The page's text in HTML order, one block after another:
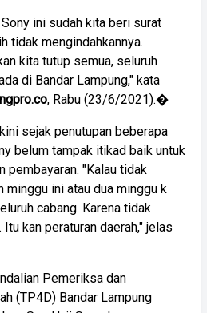
ini sudah kita beri surat
tidak mengindahkannya.
kita tutup semua, seluruh
di Bandar Lampung," kata
, Rabu (23/6/2021).�
sejak penutupan beberapa
belum tampak itikad baik untuk
pembayaran. "Kalau tidak
minggu ini atau dua minggu k
cabang. Karena tidak
kan peraturan daerah," jelas
Pemeriksa dan
(TP4D) Bandar Lampung